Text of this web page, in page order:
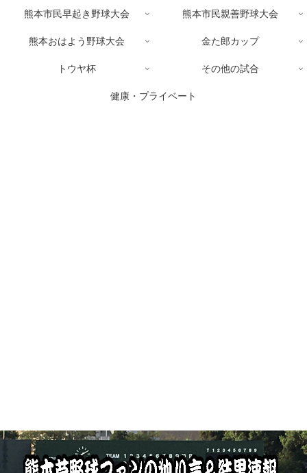
熊本市民早起き野球大会 熊本市民親善野球大会
熊本おはよう野球大会 金た郎カップ
トウヤ杯 その他の試合
健康・プライベート